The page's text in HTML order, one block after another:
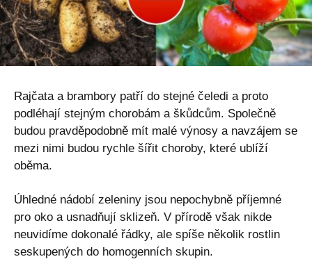
Rajčata a brambory patří do stejné čeledi a proto
podléhají stejným chorobám a škůdcům. Společně
budou pravděpodobně mít malé výnosy a navzájem se
mezi nimi budou rychle šířit choroby, které ublíží
oběma.
Úhledné nádobí zeleniny jsou nepochybně příjemné
pro oko a usnadňují sklizeň. V přírodě však nikde
neuvidíme dokonalé řádky, ale spíše několik rostlin
seskupených do homogenních skupin.